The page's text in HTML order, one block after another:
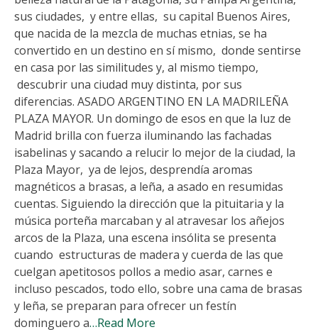
sus ciudades, y entre ellas, su capital Buenos Aires,
que nacida de la mezcla de muchas etnias, se ha
convertido en un destino en sí mismo, donde sentirse
en casa por las similitudes y, al mismo tiempo,
descubrir una ciudad muy distinta, por sus
diferencias. ASADO ARGENTINO EN LA MADRILEÑA
PLAZA MAYOR. Un domingo de esos en que la luz de
Madrid brilla con fuerza iluminando las fachadas
isabelinas y sacando a relucir lo mejor de la ciudad, la
Plaza Mayor, ya de lejos, desprendía aromas
magnéticos a brasas, a leña, a asado en resumidas
cuentas. Siguiendo la dirección que la pituitaria y la
música porteña marcaban y al atravesar los añejos
arcos de la Plaza, una escena insólita se presenta
cuando estructuras de madera y cuerda de las que
cuelgan apetitosos pollos a medio asar, carnes e
incluso pescados, todo ello, sobre una cama de brasas
y leña, se preparan para ofrecer un festín
dominguero a…Read More